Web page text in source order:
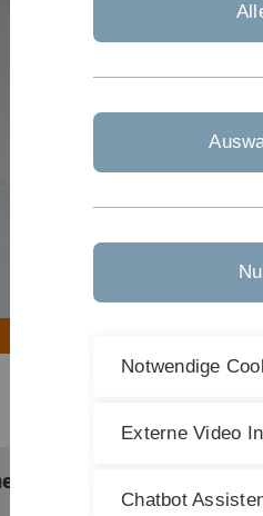
available - changes
Notwendige
Externe Video
Chatbot